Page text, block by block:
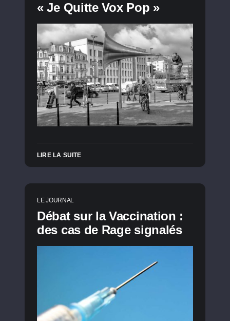
« Je Quitte Vox Pop »
LIRE LA SUITE
LE JOURNAL
Débat sur la Vaccination :
des cas de Rage signalés